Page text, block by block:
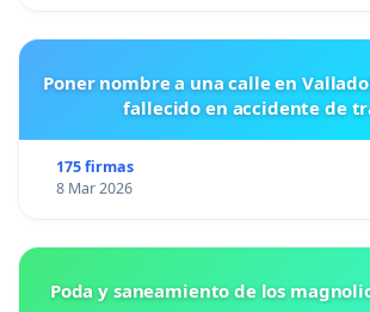
Poner nombre a una calle en
fallecido en accidente de
175 firmas
8 Mar 2026
Poda y saneamiento de los